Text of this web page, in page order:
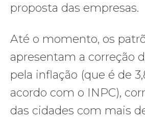
proposta das empresas.
Até o momento, os
apresentam a correção
pela inflação (que é de
acordo com o INPC),
das cidades com mais